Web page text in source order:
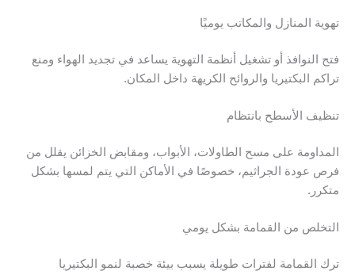
تهوية المنازل والمكاتب يوميًا
فتح النوافذ أو تشغيل أنظمة التهوية يساعد في تجديد الهواء ومنع
تراكم البكتيريا والروائح الكريهة داخل المكان.
تنظيف الأسطح بانتظام
المداومة على مسح الطاولات، الأبواب، ومقابض الخزائن يقلل من
فرص عودة الجراثيم، خصوصًا في الأماكن التي يتم لمسها بشكل
متكرر.
التخلص من القمامة بشكل يومي
ترك القمامة لفترات طويلة يسبب بيئة خصبة لنمو البكتيريا